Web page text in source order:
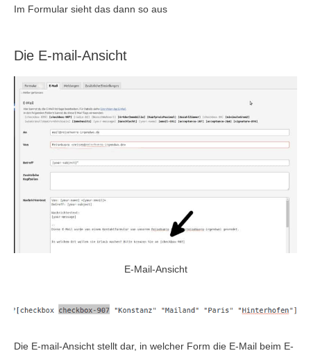
Im Formular sieht das dann so aus
Die E-mail-Ansicht
E-Mail-Ansicht
Die E-mail-Ansicht stellt dar, in welcher Form die E-Mail beim E-